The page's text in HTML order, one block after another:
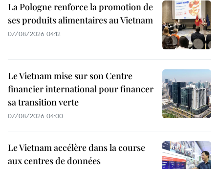
La Pologne renforce la promotion de
ses produits alimentaires au Vietnam
07/08/2026 04:12
Le Vietnam mise sur son Centre
financier international pour financer
sa transition verte
07/08/2026 04:00
Le Vietnam accélère dans la course
aux centres de données